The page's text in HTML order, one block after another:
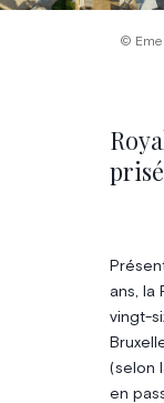
© Eme
ans, la
vingt-
(selon
en